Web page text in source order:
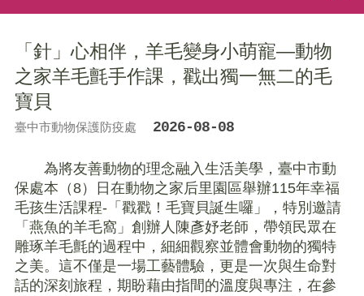
「針」心相伴，羊毛變身小萌寵—動物
之家羊毛氈手作課，戳出獨一無二的毛
寶貝
臺中市動物保護防疫處 2026-08-08
為將友善動物的理念融入生活美學，臺中市動
保處本（8）日在動物之家后里園區舉辦115年幸福
毛孩生活課程-「戳戳！毛寶貝誕生囉」，特別邀請
「燕魚的羊毛窩」創辦人陳彥妤老師，帶領民眾在
雕琢羊毛氈的過程中，細細觀察並體會動物的獨特
之美。這不僅是一場工藝體驗，更是一次與生命對
話的深刻旅程，期盼藉由指間的溫度與專注，在參